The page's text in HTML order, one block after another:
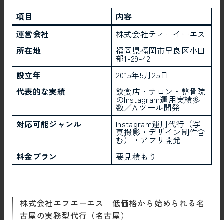
項目
内容
運営会社
株式会社ティーイーエス
所在地
福岡県福岡市早良区小田
部1-29-42
設立年
2015年5月25日
代表的な実績
飲食店・サロン・整骨院
のInstagram運用実績多
数／AIツール開発
対応可能ジャンル
Instagram運用代行（写
真撮影・デザイン制作含
む）・アプリ開発
料金プラン
要見積もり
株式会社エフエーエス｜低価格から始められる名
古屋の実務型代行（名古屋）